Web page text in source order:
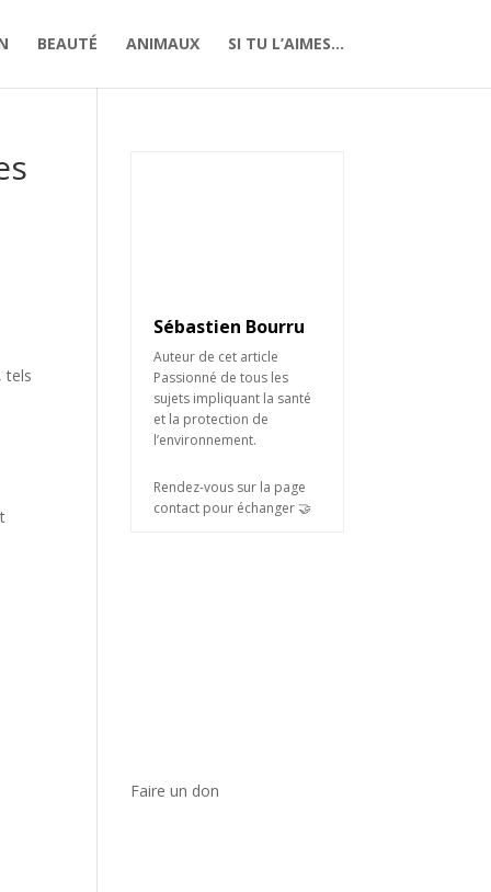
BEAUTÉ ANIMAUX SI TU L’AIMES…
tels
Sébastien Bourru
Auteur de cet article
Passionné de tous les
sujets impliquant la santé
et la protection de
l’environnement.
Rendez-vous sur la page
contact pour échanger 🤝
Faire un don